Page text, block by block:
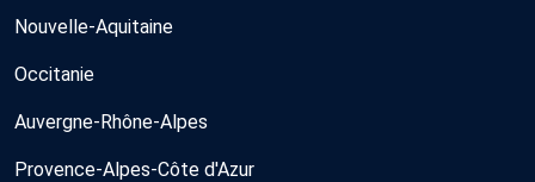
Nouvelle-Aquitaine
Occitanie
Auvergne-Rhône-Alpes
Provence-Alpes-Côte d'Azur